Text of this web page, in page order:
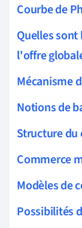
Courbe de
Quelles sont
l'offre
Mécanisme
Notions de
Structure
Commerce
Modèles de
Possibilités